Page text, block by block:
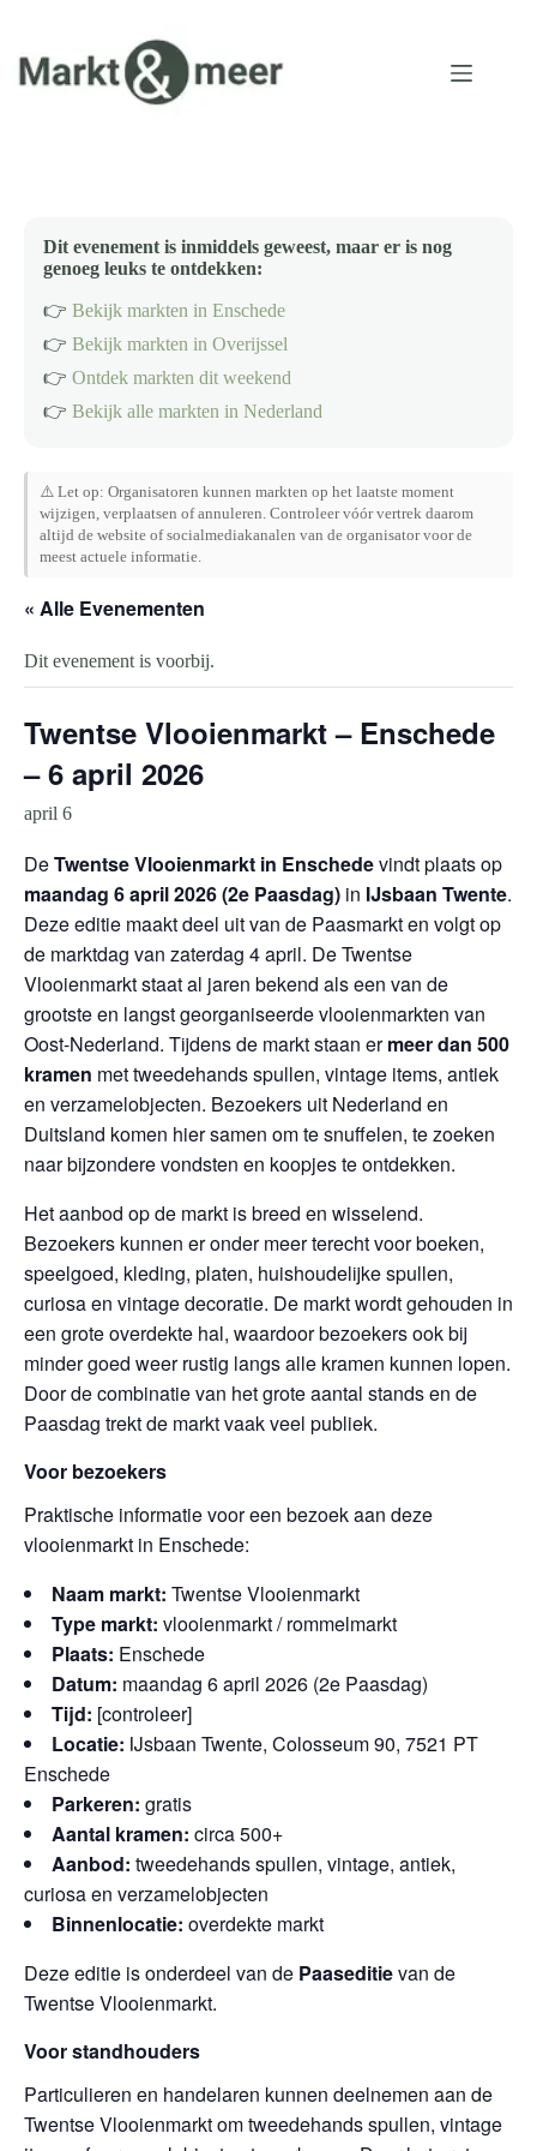
inhoud
Dit evenement is inmiddels geweest, maar er is nog
genoeg leuks te ontdekken:
👉 Bekijk markten in Enschede
👉 Bekijk markten in Overijssel
👉 Ontdek markten dit weekend
👉 Bekijk alle markten in Nederland
⚠️ Let op: Organisatoren kunnen markten op het laatste moment
wijzigen, verplaatsen of annuleren. Controleer vóór vertrek daarom
altijd de website of socialmediakanalen van de organisator voor de
meest actuele informatie.
« Alle Evenementen
Dit evenement is voorbij.
Twentse Vlooienmarkt – Enschede
– 6 april 2026
april 6
DeTwentse Vlooienmarkt in Enschedevindt plaats op
maandag 6 april 2026 (2e Paasdag) in IJsbaan Twente.
Deze editie maakt deel uit van de Paasmarkt en volgt op
de marktdag van zaterdag 4 april. De Twentse
Vlooienmarkt staat al jaren bekend als een van de
grootste en langst georganiseerde vlooienmarkten van
Oost-Nederland. Tijdens de markt staan ermeer dan 500
kramen met tweedehands spullen, vintage items, antiek
en verzamelobjecten. Bezoekers uit Nederland en
Duitsland komen hier samen om te snuffelen, te zoeken
naar bijzondere vondsten en koopjes te ontdekken.
Het aanbod op de markt is breed en wisselend.
Bezoekers kunnen er onder meer terecht voor boeken,
speelgoed, kleding, platen, huishoudelijke spullen,
curiosa en vintage decoratie. De markt wordt gehouden in
een grote overdekte hal, waardoor bezoekers ook bij
minder goed weer rustig langs alle kramen kunnen lopen.
Door de combinatie van het grote aantal stands en de
Paasdag trekt de markt vaak veel publiek.
Voor bezoekers
Praktische informatie voor een bezoek aan deze
vlooienmarkt in Enschede:
Naam markt: Twentse Vlooienmarkt
Type markt: vlooienmarkt / rommelmarkt
Plaats: Enschede
Datum: maandag 6 april 2026 (2e Paasdag)
Tijd: [controleer]
Locatie: IJsbaan Twente, Colosseum 90, 7521 PT
Enschede
Parkeren: gratis
Aantal kramen: circa 500+
Aanbod: tweedehands spullen, vintage, antiek,
curiosa en verzamelobjecten
Binnenlocatie: overdekte markt
Deze editie is onderdeel van de Paaseditievan de
Twentse Vlooienmarkt.
Voor standhouders
Particulieren en handelaren kunnen deelnemen aan de
Twentse Vlooienmarkt om tweedehands spullen, vintage